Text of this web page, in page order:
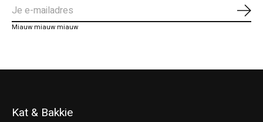
Miauw miauw miauw
Kat & Bakkie